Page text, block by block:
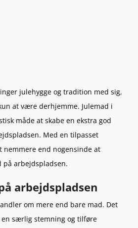
julehygge og tradition med sig,
at være derhjemme. Julemad i
måde at skabe en ekstra god
Med en tilpasset
nemmere end nogensinde at
arbejdspladsen.
arbejdspladsen
om mere end bare mad. Det
en særlig stemning og tilføre